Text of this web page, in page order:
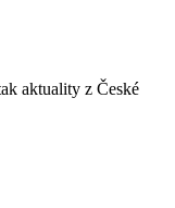
aktuality z České